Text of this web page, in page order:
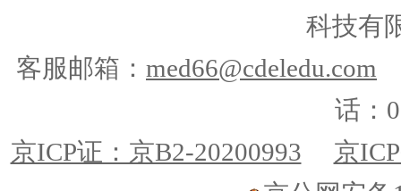
科技有
客服邮箱： med66@cdeledu.com
话：
京ICP证：京B2-20200993
京